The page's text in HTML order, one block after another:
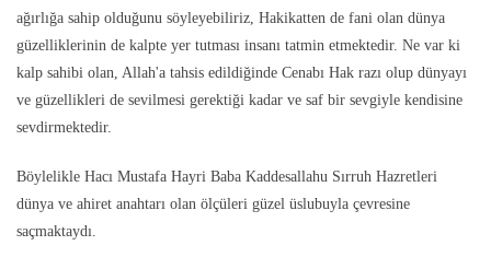
ağırlığa sahip olduğunu söyleyebiliriz, Hakikatten de fani olan dünya
güzelliklerinin de kalpte yer tutması insanı tatmin etmektedir. Ne var ki
kalp sahibi olan, Allah'a tahsis edildiğinde Cenabı Hak razı olup dünyayı
ve güzellikleri de sevilmesi gerektiği kadar ve saf bir sevgiyle kendisine
sevdirmektedir.
Böylelikle Hacı Mustafa Hayri Baba Kaddesallahu Sırruh Hazretleri
dünya ve ahiret anahtarı olan ölçüleri güzel üslubuyla çevresine
saçmaktaydı.